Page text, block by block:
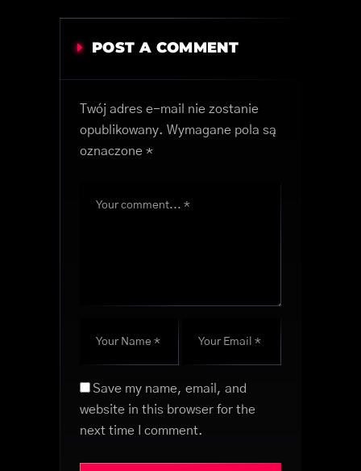
POST A COMMENT
Twój adres e-mail nie zostanie
opublikowany. Wymagane pola są
oznaczone *
Save my name, email, and
website in this browser for the
next time I comment.